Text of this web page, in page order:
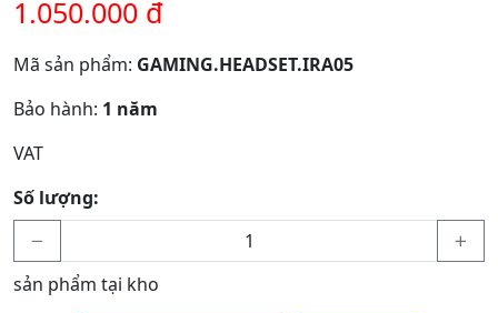
1.050.000 đ
Mã sản phẩm: GAMING.HEADSET.IRA05
Bảo hành: 1 năm
VAT
Số lượng:
sản phẩm tại kho